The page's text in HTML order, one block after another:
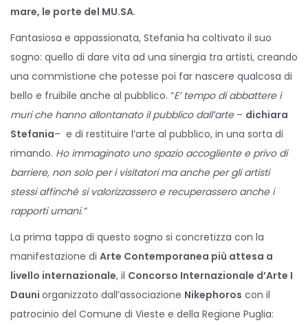
mare, le porte del MU.SA.
Fantasiosa e appassionata, Stefania ha coltivato il suo
sogno: quello di dare vita ad una sinergia tra artisti, creando
una commistione che potesse poi far nascere qualcosa di
bello e fruibile anche al pubblico. “E’ tempo di abbattere i
muri che hanno allontanato il pubblico dall’arte – dichiara
Stefania– e di restituire l’arte al pubblico, in una sorta di
rimando. Ho immaginato uno spazio accogliente e privo di
barriere, non solo per i visitatori ma anche per gli artisti
stessi affinché si valorizzassero e recuperassero anche i
rapporti umani.”
La prima tappa di questo sogno si concretizza con la
manifestazione di Arte Contemporanea più attesa a
livello internazionale, il Concorso Internazionale d’Arte I
Dauni organizzato dall’associazione Nikephoros con il
patrocinio del Comune di Vieste e della Regione Puglia: